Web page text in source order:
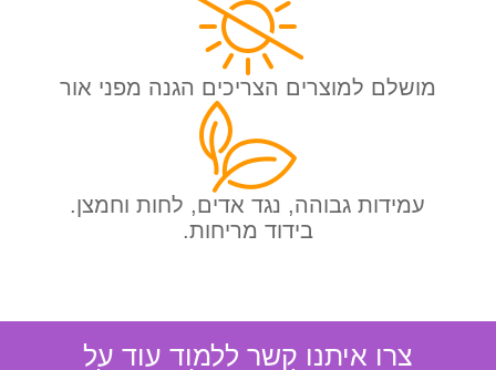
מושלם למוצרים הצריכים הגנה מפני אור
עמידות גבוהה, נגד אדים, לחות וחמצן.
בידוד מריחות.
צרו איתנו קשר ללמוד עוד על